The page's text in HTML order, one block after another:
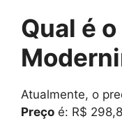
Qual é
Atualmente, o
Preço é: R$